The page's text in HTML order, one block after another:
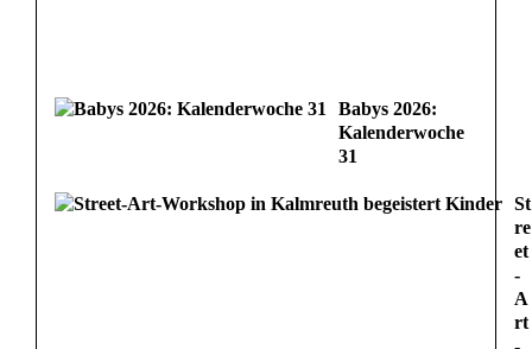
Babys 2026:
Kalenderwoche
31
St
re
et
-
A
rt